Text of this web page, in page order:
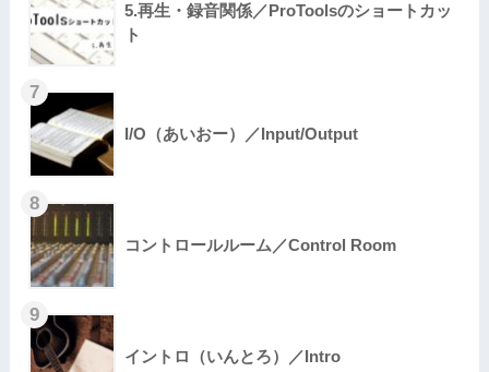
5.再生・録音関係／ProToolsのショートカッ
ト
I/O（あいおー）／Input/Output
コントロールルーム／Control Room
イントロ（いんとろ）／Intro